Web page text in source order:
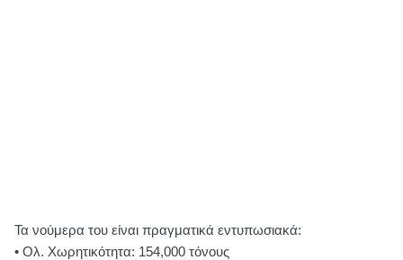
Τα νούμερα του είναι πραγματικά εντυπωσιακά:
• Ολ. Χωρητικότητα: 154,000 τόνους